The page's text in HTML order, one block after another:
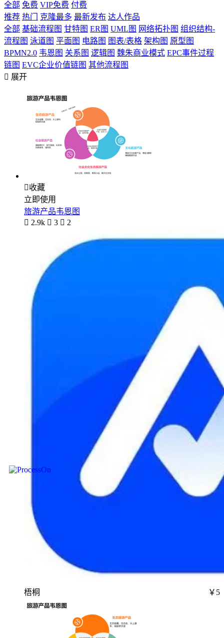
全部 免费 VIP免费 付费
推荐 热门 克隆最多 最新发布 达人作品
全部 基础流程图 甘特图 ER图 UML图 网络拓扑图 组织结构-
流程图 泳道图 平面图 电路图 图表/表格 架构图 原型图
BPMN2.0 韦恩图 关系图 逻辑图 魏朱商业模式 EPC事件过程
链图 EVC企业价值链图 其他流程图
 展开
收藏
立即使用
旅游产品韦恩图
 2.9k  3  2
梧桐 ￥5